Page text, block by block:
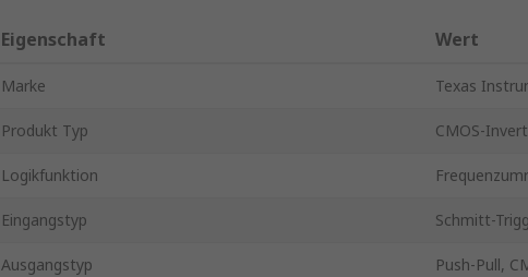
Eigenschaft Wert
Marke Texas
Produkt Typ CMOS-
Logikfunktion
Eingangstyp Schmitt-
Ausgangstyp Push-Pull,